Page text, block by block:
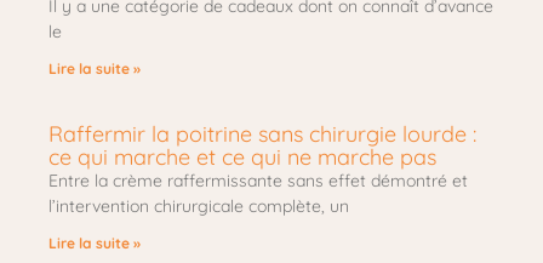
Il y a une catégorie de cadeaux dont on connaît d’avance
le
Lire la suite »
Raffermir la poitrine sans chirurgie lourde :
ce qui marche et ce qui ne marche pas
Entre la crème raffermissante sans effet démontré et
l’intervention chirurgicale complète, un
Lire la suite »